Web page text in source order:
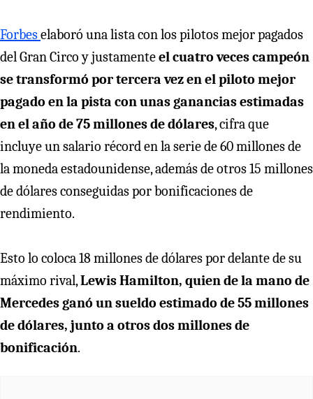
Forbeselaboró una lista con los pilotos mejor pagados
del Gran Circo y justamenteel cuatro veces campeón
se transformó por tercera vez en el piloto mejor
pagado en la pista con unas ganancias estimadas
en el año de 75 millones de dólares, cifra que
incluye un salario récord en la serie de 60 millones de
la moneda estadounidense, además de otros 15 millones
de dólares conseguidas por bonificaciones de
rendimiento.
Esto lo coloca 18 millones de dólares por delante de su
máximo rival,Lewis Hamilton, quien de la mano de
Mercedes ganó un sueldo estimado de 55 millones
de dólares, junto a otros dos millones de
bonificación.